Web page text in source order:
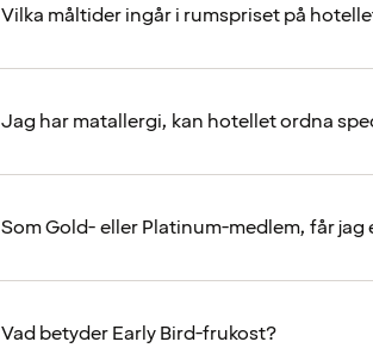
Vilka måltider ingår i rumspriset på
Jag har matallergi, kan hotellet ordna
Som Gold- eller Platinum-medlem, får
Vad betyder Early Bird-frukost?